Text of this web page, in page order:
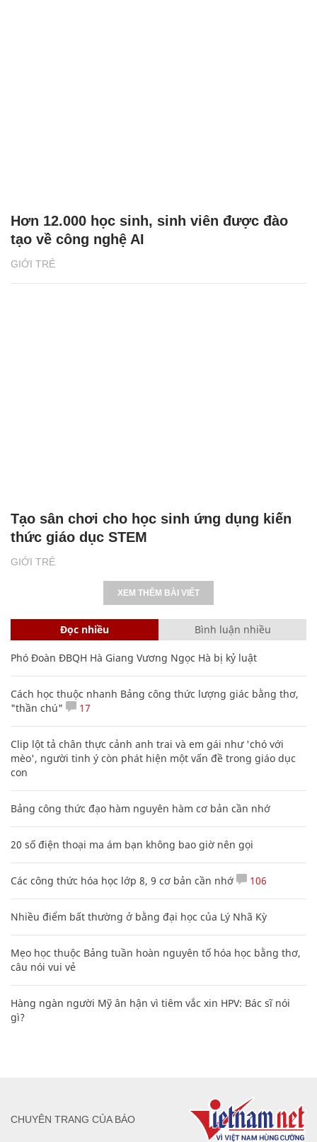
GIỚI TRẺ
Hơn 12.000 học sinh, sinh viên được đào
tạo về công nghệ AI
GIỚI TRẺ
Tạo sân chơi cho học sinh ứng dụng kiến
thức giáo dục STEM
XEM THÊM BÀI VIẾT
Đọc nhiều Bình luận nhiều
Phó Đoàn ĐBQH Hà Giang Vương Ngọc Hà bị kỷ luật
Cách học thuộc nhanh Bảng công thức lượng giác bằng thơ,
"thần chú"
17
Clip lột tả chân thực cảnh anh trai và em gái như 'chó với
mèo', người tinh ý còn phát hiện một vấn đề trong giáo dục
con
Bảng công thức đạo hàm nguyên hàm cơ bản cần nhớ
20 số điện thoại ma ám bạn không bao giờ nên gọi
Các công thức hóa học lớp 8, 9 cơ bản cần nhớ 106
Nhiều điểm bất thường ở bằng đại học của Lý Nhã Kỳ
Mẹo học thuộc Bảng tuần hoàn nguyên tố hóa học bằng thơ,
câu nói vui vẻ
Hàng ngàn người Mỹ ân hận vì tiêm vắc xin HPV: Bác sĩ nói
gì?
CHUYÊN TRANG CỦA BÁO